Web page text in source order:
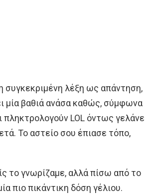
συγκεκριμένη λέξη ως απάντηση,
μία βαθιά ανάσα καθώς, σύμφωνα
πληκτρολογούν LOL όντως γελάνε
Το αστείο σου έπιασε τόπο,
το γνωρίζαμε, αλλά πίσω από το
πιο πικάντικη δόση γέλιου.